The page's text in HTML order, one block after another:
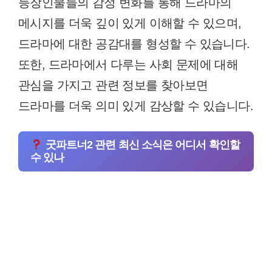
메시지를 더욱 깊이 있게 이해할 수 있으며,
드라마에 대한 공감대를 형성할 수 있습니다.
또한, 드라마에서 다루는 사회 문제에 대해
관심을 가지고 관련 정보를 찾아보면
드라마를 더욱 의미 있게 감상할 수 있습니다.
굿파트너2 관련 최신 소식은 어디서 확인할
수 있나